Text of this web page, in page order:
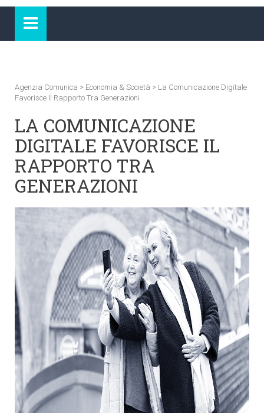
Agenzia Comunica > Economia & Società > La Comunicazione Digitale
Favorisce Il Rapporto Tra Generazioni
LA COMUNICAZIONE
DIGITALE FAVORISCE IL
RAPPORTO TRA
GENERAZIONI